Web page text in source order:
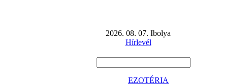
2026. 08. 07. Ibolya
Hírlevél
EZOTÉRIA